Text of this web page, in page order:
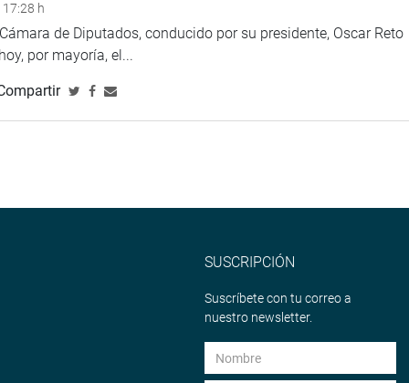
h
de Diputados, conducido por su presidente, Oscar Reto
por mayoría, el...
SUSCRIPCIÓN
Suscríbete con tu correo a
nuestro newsletter.